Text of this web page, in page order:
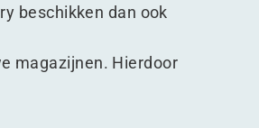
beschikken dan ook
magazijnen. Hierdoor